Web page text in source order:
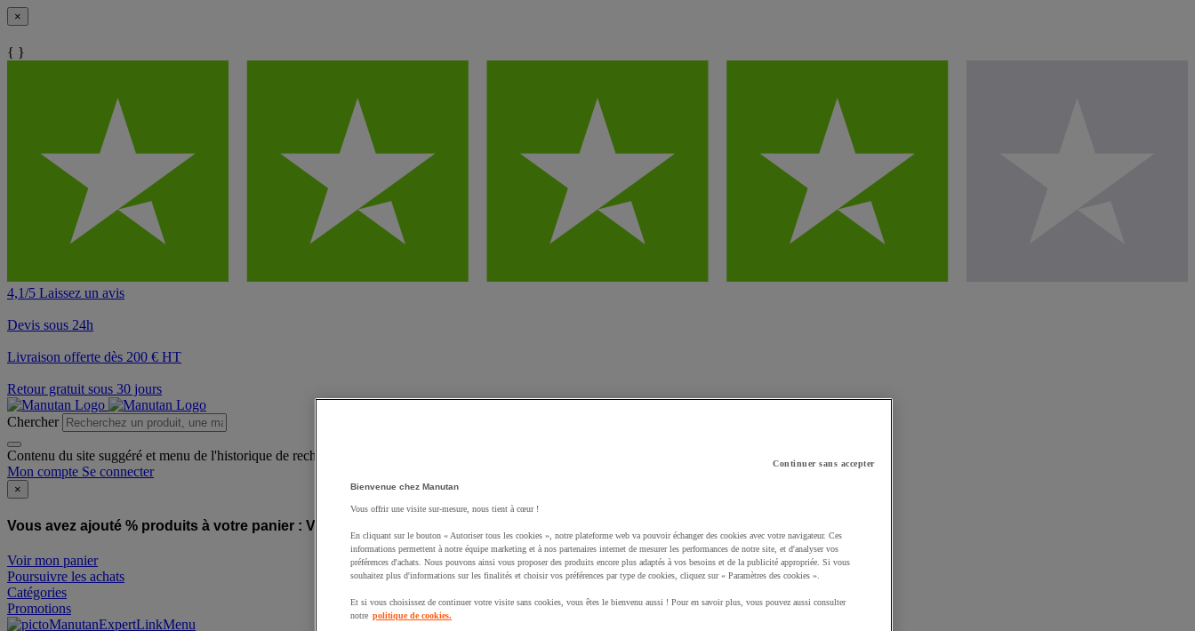
×
{ }
4,1/5 Laissez un avis
Devis sous 24h
Livraison offerte dès 200 € HT
Retour gratuit sous 30 jours
Chercher
Contenu du site suggéré et menu de l'historique de recherche
Mon compte Se connecter
×
Vous avez ajouté % produits à votre panier : Vous avez ajouté un produit à votre panier :
Voir mon panier
Poursuivre les achats
Catégories
Promotions
Continuer sans accepter
Bienvenue chez Manutan
Vous offrir une visite sur-mesure, nous tient à cœur !
En cliquant sur le bouton « Autoriser tous les cookies », notre plateforme web va pouvoir échanger des cookies avec votre navigateur. Ces
informations permettent à notre équipe marketing et à nos partenaires internet de mesurer les performances de notre site, et d'analyser vos
préférences d'achats. Nous pouvons ainsi vous proposer des produits encore plus adaptés à vos besoins et de la publicité appropriée. Si vous
souhaitez plus d'informations sur les finalités et choisir vos préférences par type de cookies, cliquez sur « Paramètres des cookies ».
Et si vous choisissez de continuer votre visite sans cookies, vous êtes le bienvenu aussi ! Pour en savoir plus, vous pouvez aussi consulter
notre politique de cookies.